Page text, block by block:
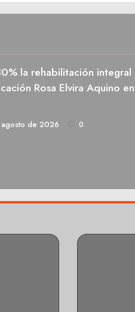
la rehabilitación integral
Rosa Elvira Aquino en
de 2026 0